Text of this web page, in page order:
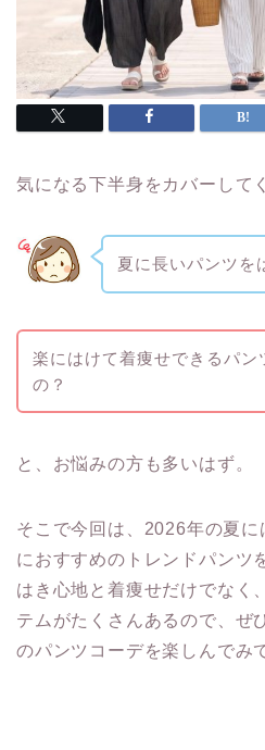
気になる下半身をカバーして
夏に長いパンツ
楽にはけて着痩せできるパン
の？
と、お悩みの方も多いはず。
そこで今回は、2026年の夏
におすすめのトレンドパンツ
はき心地と着痩せだけでなく
テムがたくさんあるので、ぜ
のパンツコーデを楽しんでみ